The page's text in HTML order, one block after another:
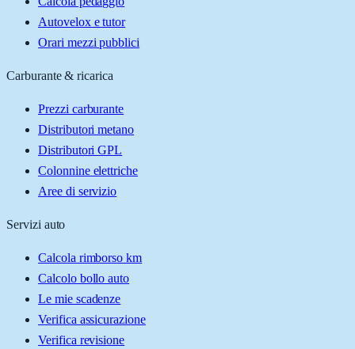
Autovelox e tutor
Orari mezzi pubblici
Carburante & ricarica
Prezzi carburante
Distributori metano
Distributori GPL
Colonnine elettriche
Aree di servizio
Servizi auto
Calcola rimborso km
Calcolo bollo auto
Le mie scadenze
Verifica assicurazione
Verifica revisione